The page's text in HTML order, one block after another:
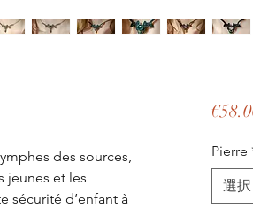
des sources,
jeunes et les
sécurité d’enfant à
Pierre
選択